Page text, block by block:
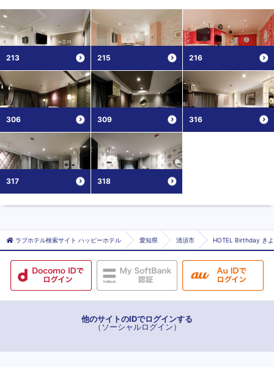
213 215 216
306 309 316
317 318
ラブホテル検索サイト ハッピーホテル 愛知県 清須市 HOTEL Birthday き
他のサイトのIDでログインする
（ソーシャルログイン）